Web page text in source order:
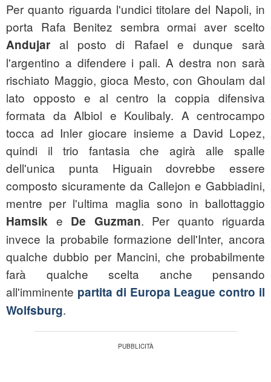
Per quanto riguarda l'undici titolare del Napoli, in
porta Rafa Benitez sembra ormai aver scelto
Andujar al posto di Rafael e dunque sarà
l'argentino a difendere i pali. A destra non sarà
rischiato Maggio, gioca Mesto, con Ghoulam dal
lato opposto e al centro la coppia difensiva
formata da Albiol e Koulibaly. A centrocampo
tocca ad Inler giocare insieme a David Lopez,
quindi il trio fantasia che agirà alle spalle
dell'unica punta Higuain dovrebbe essere
composto sicuramente da Callejon e Gabbiadini,
mentre per l'ultima maglia sono in ballottaggio
Hamsik e De Guzman. Per quanto riguarda
invece la probabile formazione dell'Inter, ancora
qualche dubbio per Mancini, che probabilmente
farà qualche scelta anche pensando
all'imminente partita di Europa League contro il
Wolfsburg.